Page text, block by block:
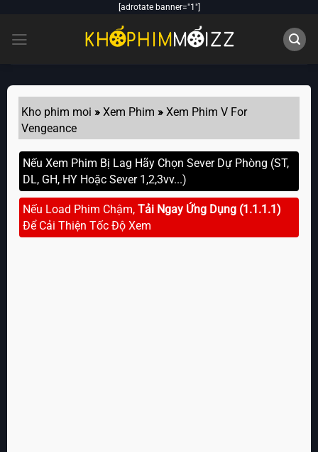
content
[adrotate banner="1"]
Kho phim moi »Xem Phim »Xem Phim V For
Vengeance
Nếu Xem Phim Bị Lag Hãy Chọn Sever Dự Phòng (ST,
DL, GH, HY Hoặc Sever 1,2,3vv...)
Nếu Load Phim Chậm,Tải Ngay Ứng Dụng (1.1.1.1)
Để Cải Thiện Tốc Độ Xem